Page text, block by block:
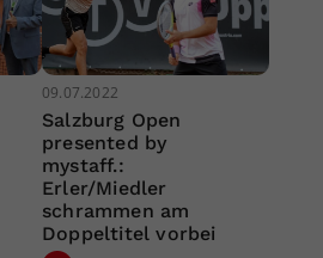
09.07.2022
Salzburg Open
presented by
mystaff.:
Erler/Miedler
schrammen am
Doppeltitel vorbei